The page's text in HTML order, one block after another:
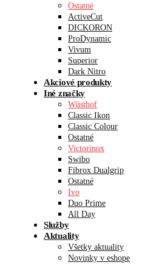
Ostatné
ActiveCut
DICKORON
ProDynamic
Vivum
Superior
Dark Nitro
Akciové produkty
Iné značky
Wüsthof
Classic Ikon
Classic Colour
Ostatné
Victorinox
Swibo
Fibrox Dualgrip
Ostatné
Ivo
Duo Prime
All Day
Služby
Aktuality
Všetky aktuality
Novinky v eshope